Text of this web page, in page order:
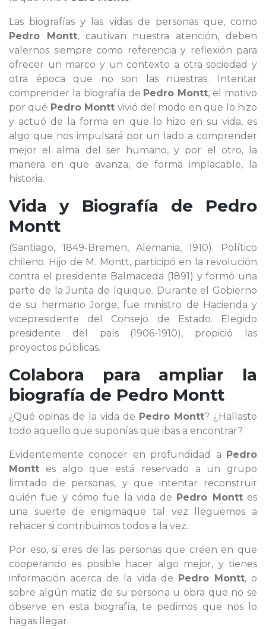
Las biografías y las vidas de personas que, como
Pedro Montt, cautivan nuestra atención, deben
valernos siempre como referencia y reflexión para
ofrecer un marco y un contexto a otra sociedad y
otra época que no son las nuestras. Intentar
comprender la biografía de Pedro Montt, el motivo
por qué Pedro Montt vivió del modo en que lo hizo
y actuó de la forma en que lo hizo en su vida, es
algo que nos impulsará por un lado a comprender
mejor el alma del ser humano, y por el otro, la
manera en que avanza, de forma implacable, la
historia.
Vida y Biografía de Pedro
Montt
(Santiago, 1849-Bremen, Alemania, 1910). Político
chileno. Hijo de M. Montt, participó en la revolución
contra el presidente Balmaceda (1891) y formó una
parte de la Junta de Iquique. Durante el Gobierno
de su hermano Jorge, fue ministro de Hacienda y
vicepresidente del Consejo de Estado. Elegido
presidente del país (1906-1910), propició las
proyectos públicas.
Colabora para ampliar la
biografía de Pedro Montt
¿Qué opinas de la vida de Pedro Montt? ¿Hallaste
todo aquello que suponías que ibas a encontrar?
Evidentemente conocer en profundidad a Pedro
Montt es algo que está reservado a un grupo
limitado de personas, y que intentar reconstruir
quién fue y cómo fue la vida de Pedro Monttes
una suerte de enigmaque tal vez lleguemos a
rehacer si contribuimos todos a la vez.
Por eso, si eres de las personas que creen en que
cooperando es posible hacer algo mejor, y tienes
información acerca de la vida de Pedro Montt, o
sobre algún matiz de su persona u obra que no se
observe en esta biografía, te pedimos que nos lo
hagas llegar.